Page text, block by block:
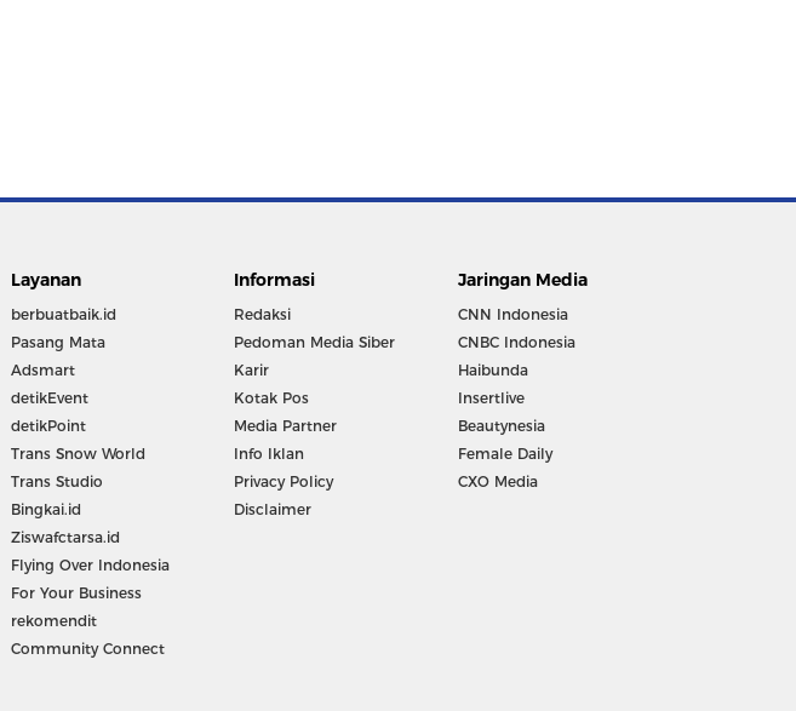
Layanan
berbuatbaik.id
Pasang Mata
Adsmart
detikEvent
detikPoint
Trans Snow World
Trans Studio
Bingkai.id
Ziswafctarsa.id
Flying Over Indonesia
For Your Business
rekomendit
Community Connect
Informasi
Redaksi
Pedoman Media Siber
Karir
Kotak Pos
Media Partner
Info Iklan
Privacy Policy
Disclaimer
Jaringan Media
CNN Indonesia
CNBC Indonesia
Haibunda
Insertlive
Beautynesia
Female Daily
CXO Media